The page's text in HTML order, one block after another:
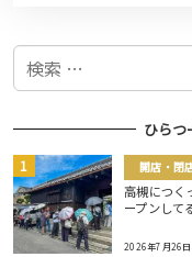
検
ひら
開店・閉
高槻につく
ープンして
2026年7月26日